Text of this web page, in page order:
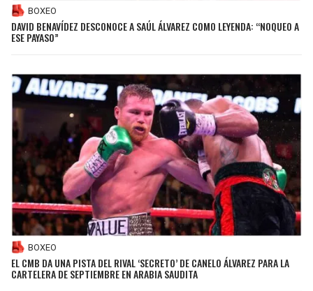
BOXEO
DAVID BENAVÍDEZ DESCONOCE A SAÚL ÁLVAREZ COMO LEYENDA: “NOQUEO A
ESE PAYASO”
BOXEO
EL CMB DA UNA PISTA DEL RIVAL ‘SECRETO’ DE CANELO ÁLVAREZ PARA LA
CARTELERA DE SEPTIEMBRE EN ARABIA SAUDITA